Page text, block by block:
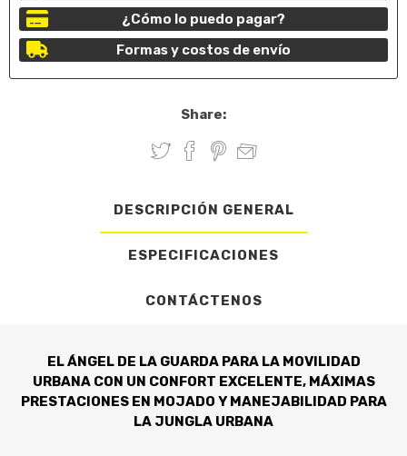
¿Cómo lo puedo pagar?
Formas y costos de envío
Share:
DESCRIPCIÓN GENERAL
ESPECIFICACIONES
CONTÁCTENOS
EL ÁNGEL DE LA GUARDA PARA LA MOVILIDAD
URBANA CON UN CONFORT EXCELENTE, MÁXIMAS
PRESTACIONES EN MOJADO Y MANEJABILIDAD PARA
LA JUNGLA URBANA